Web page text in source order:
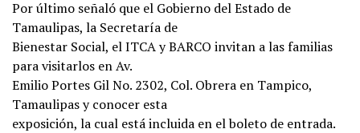
Por último señaló que el Gobierno del Estado de
Tamaulipas, la Secretaría de
Bienestar Social, el ITCA y BARCO invitan a las familias
para visitarlos en Av.
Emilio Portes Gil No. 2302, Col. Obrera en Tampico,
Tamaulipas y conocer esta
exposición, la cual está incluida en el boleto de entrada.